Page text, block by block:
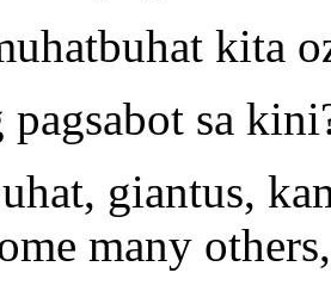
kita
pagsabot sa
giantus,
many